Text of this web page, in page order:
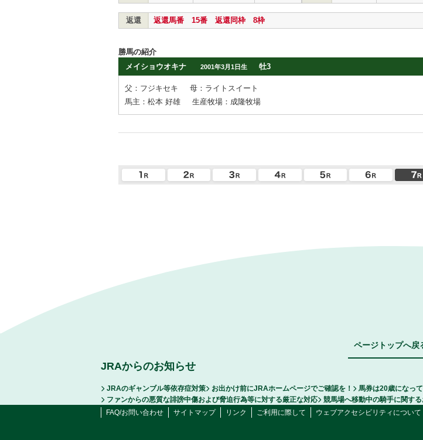
返還 返還馬番 15番 返還同枠 8枠
勝馬の紹介
メイショウオキナ
2001年3月1日生 牡3
父：フジキセキ
母：ライトスイート
馬主：松本 好雄
生産牧場：成隆牧場
ページトップへ戻
JRAからのお知らせ
JRAのギャンブル等依存症対策 お出かけ前にJRAホームページでご確認を！ 馬券は20歳になっ
ファンからの悪質な誹謗中傷および脅迫行為等に対する厳正な対応
競馬場へ移動中の騎手に関す
FAQ/お問い合わせ
サイトマップ リンク ご利用に際して ウェブアクセシビリティについて